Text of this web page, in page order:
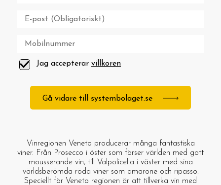
Jag accepterar villkoren
Gå vidare till systembolaget.se
Vinregionen Veneto producerar många fantastiska
viner. Från Prosecco i öster som förser världen med gott
mousserande vin, till Valpolicella i väster med sina
världsberömda röda viner som amarone och ripasso.
Speciellt för Veneto regionen är att tillverka vin med